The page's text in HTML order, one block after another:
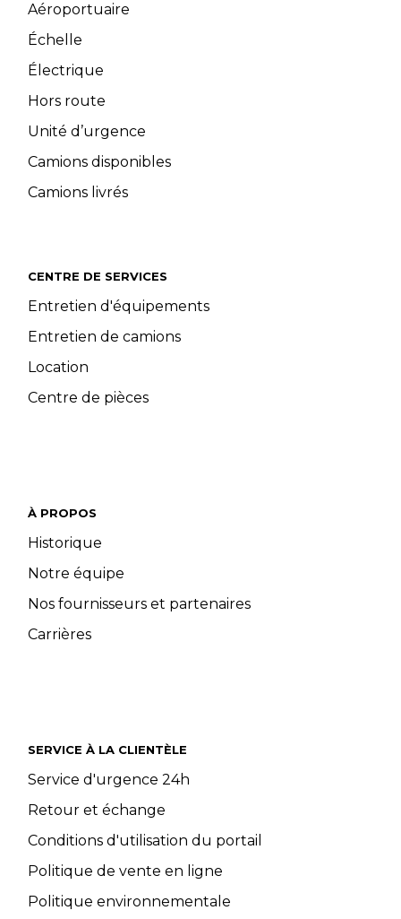
Aéroportuaire
Échelle
Électrique
Hors route
Unité d’urgence
Camions disponibles
Camions livrés
CENTRE DE SERVICES
Entretien d'équipements
Entretien de camions
Location
Centre de pièces
À PROPOS
Historique
Notre équipe
Nos fournisseurs et partenaires
Carrières
SERVICE À LA CLIENTÈLE
Service d'urgence 24h
Retour et échange
Conditions d'utilisation du portail
Politique de vente en ligne
Politique environnementale